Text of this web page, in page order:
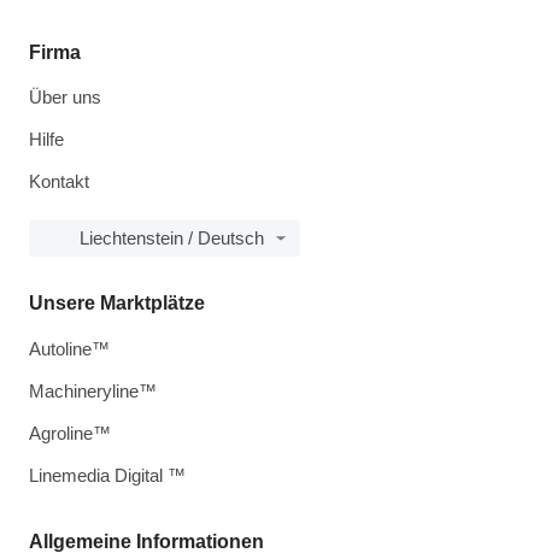
Firma
Über uns
Hilfe
Kontakt
Liechtenstein / Deutsch
Allgemeine Informationen
Unsere Marktplätze
Autoline™
Machineryline™
Agroline™
Linemedia Digital ™